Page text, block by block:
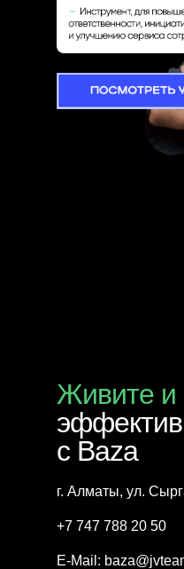
г. Алматы, ул.
+7 747 788 20 50‬
E-Mail:
Живите и
с Baza